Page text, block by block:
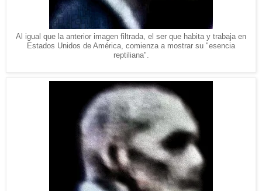
Al igual que la anterior imagen filtrada, el ser que habita y trabaja en
Estados Unidos de América, comienza a mostrar su "esencia
reptiliana".